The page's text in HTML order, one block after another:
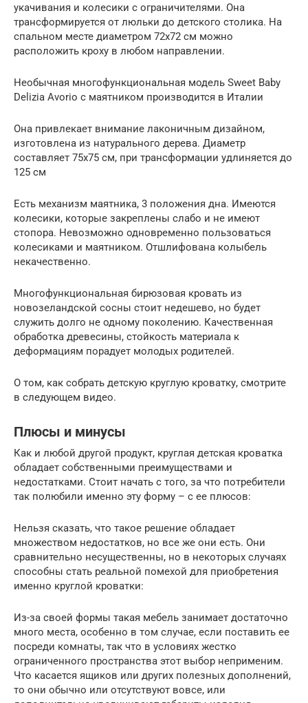
укачивания и колесики с ограничителями. Она
трансформируется от люльки до детского столика. На
спальном месте диаметром 72х72 см можно
расположить кроху в любом направлении.
Необычная многофункциональная модель Sweet Baby
Delizia Avorio с маятником производится в Италии
Она привлекает внимание лаконичным дизайном,
изготовлена из натурального дерева. Диаметр
составляет 75х75 см, при трансформации удлиняется до
125 см
Есть механизм маятника, 3 положения дна. Имеются
колесики, которые закреплены слабо и не имеют
стопора. Невозможно одновременно пользоваться
колесиками и маятником. Отшлифована колыбель
некачественно.
Многофункциональная бирюзовая кровать из
новозеландской сосны стоит недешево, но будет
служить долго не одному поколению. Качественная
обработка древесины, стойкость материала к
деформациям порадует молодых родителей.
О том, как собрать детскую круглую кроватку, смотрите
в следующем видео.
Плюсы и минусы
Как и любой другой продукт, круглая детская кроватка
обладает собственными преимуществами и
недостатками. Стоит начать с того, за что потребители
так полюбили именно эту форму – с ее плюсов:
Нельзя сказать, что такое решение обладает
множеством недостатков, но все же они есть. Они
сравнительно несущественны, но в некоторых случаях
способны стать реальной помехой для приобретения
именно круглой кроватки:
Из-за своей формы такая мебель занимает достаточно
много места, особенно в том случае, если поставить ее
посреди комнаты, так что в условиях жестко
ограниченного пространства этот выбор неприменим.
Что касается ящиков или других полезных дополнений,
то они обычно или отсутствуют вовсе, или